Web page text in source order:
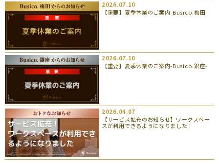
2026.07.10
【重要】夏季休業のご案内-Busico.梅田
2026.07.10
【重要】夏季休業のご案内-Busico.銀座-
2026.04.07
【サービス拡充のお知らせ】ワークスペー
スが利用できるようになりました！